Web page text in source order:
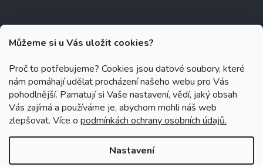
Můžeme si u Vás uložit cookies?
Proč to potřebujeme? Cookies jsou datové soubory, které
nám pomáhají udělat procházení našeho webu pro Vás
pohodlnější. Pamatují si Vaše nastavení, vědí, jaký obsah
Vás zajímá a používáme je, abychom mohli náš web
zlepšovat. Více o podmínkách ochrany osobních údajů.
Nastavení
Copyright 2026 Zubáček.cz . Všechna práva vyhrazena.
Upravit
nastavení cookies
Grafický návrh vytvořil a na Shoptet implementoval Tomáš Hlad
Shoptetak.cz.